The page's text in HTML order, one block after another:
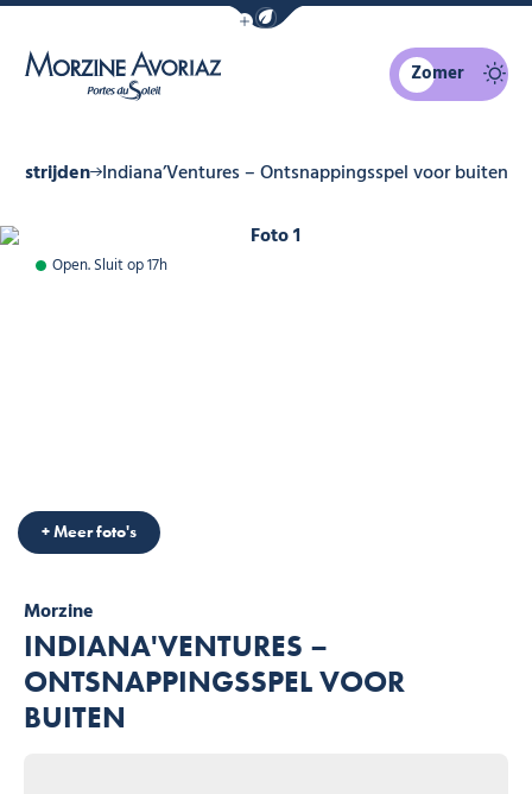
Navigatiebalk eco-modus
Zomer
Indiana’Ventures – Ontsnappingsspel voor buiten
Morzine
INDIANA'VENTURES –
ONTSNAPPINGSSPEL VOOR
BUITEN
Foto 1
+ Meer foto's
Open. Sluit op 17h